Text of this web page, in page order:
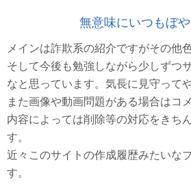
無意味にいつもぼ
メインは詐欺系の紹介ですがその他
そして今後も勉強しながら少しずつ
なと思っています。気長に見守って
また画像や動画問題がある場合はコ
内容によっては削除等の対応をきち
す。
近々このサイトの作成履歴みたいな
す。